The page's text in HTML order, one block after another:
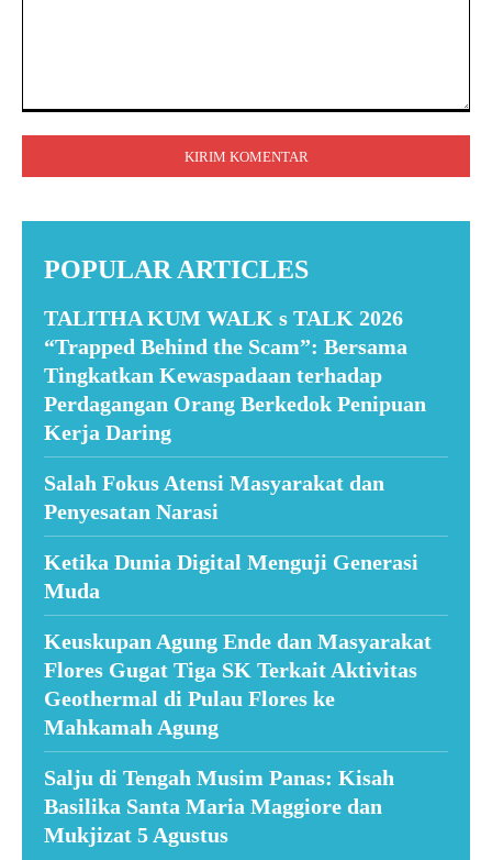
POPULAR ARTICLES
TALITHA KUM WALK s TALK 2026
“Trapped Behind the Scam”: Bersama
Tingkatkan Kewaspadaan terhadap
Perdagangan Orang Berkedok Penipuan
Kerja Daring
Salah Fokus Atensi Masyarakat dan
Penyesatan Narasi
Ketika Dunia Digital Menguji Generasi
Muda
Keuskupan Agung Ende dan Masyarakat
Flores Gugat Tiga SK Terkait Aktivitas
Geothermal di Pulau Flores ke
Mahkamah Agung
Salju di Tengah Musim Panas: Kisah
Basilika Santa Maria Maggiore dan
Mukjizat 5 Agustus